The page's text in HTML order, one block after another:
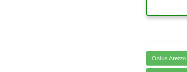
Onlus Arezzo